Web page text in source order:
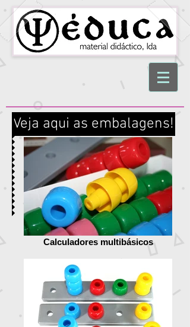
Veja aqui as embalagens!
Calculadores multibásicos